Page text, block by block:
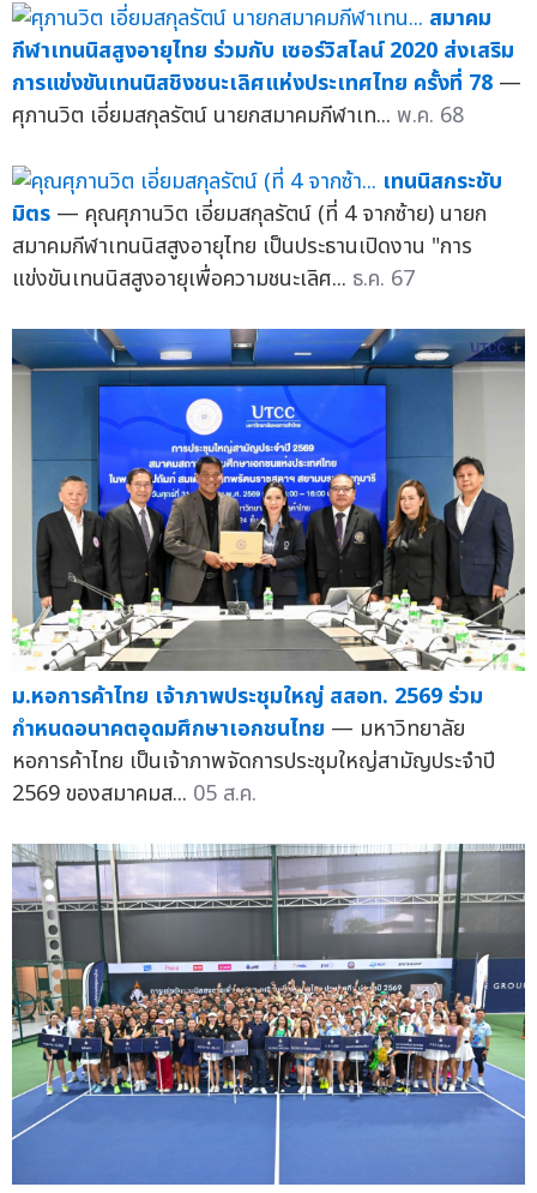
สมาคม
กีฬาเทนนิสสูงอายุไทย ร่วมกับ เซอร์วิสไลน์ 2020 ส่งเสริม
การแข่งขันเทนนิสชิงชนะเลิศแห่งประเทศไทย ครั้งที่ 78 —
ศุภานวิต เอี่ยมสกุลรัตน์ นายกสมาคมกีฬาเท... พ.ค. 68
เทนนิสกระชับ
มิตร — คุณศุภานวิต เอี่ยมสกุลรัตน์ (ที่ 4 จากซ้าย) นายก
สมาคมกีฬาเทนนิสสูงอายุไทย เป็นประธานเปิดงาน "การ
แข่งขันเทนนิสสูงอายุเพื่อความชนะเลิศ... ธ.ค. 67
ม.หอการค้าไทย เจ้าภาพประชุมใหญ่ สสอท. 2569 ร่วม
กำหนดอนาคตอุดมศึกษาเอกชนไทย — มหาวิทยาลัย
หอการค้าไทย เป็นเจ้าภาพจัดการประชุมใหญ่สามัญประจำปี
2569 ของสมาคมส... 05 ส.ค.